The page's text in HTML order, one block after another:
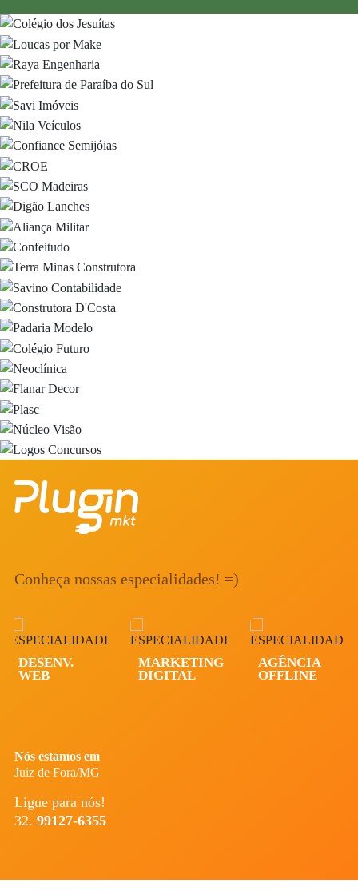
Conheça nossas especialidades! =)
MARKETING
DIGITAL
AGÊNCIA
OFFLINE
AUDIO
VISUAL
Nós estamos em
Juiz de Fora/MG
Ligue para nós!
32. 99127-6355